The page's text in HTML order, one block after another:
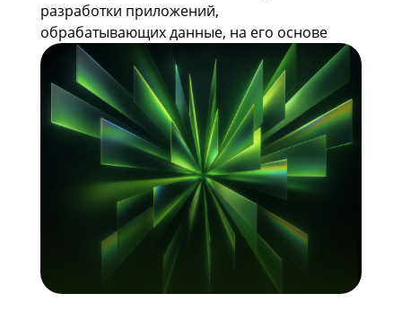
разработки приложений,
обрабатывающих данные, на его основе